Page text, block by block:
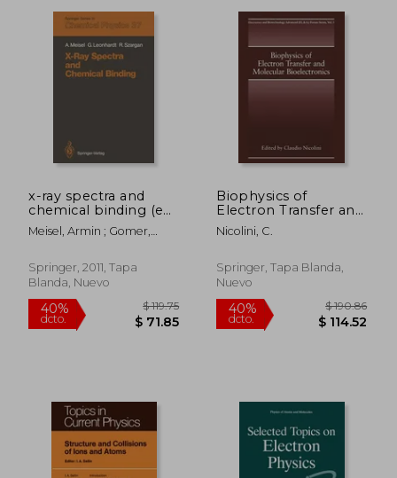
x-ray spectra and
chemical binding (en
Inglés)
Meisel, Armin ; Gomer,
Springer, 2011, Tapa
Blanda, Nuevo
Biophysics of
Electron Transfer and
Molecular
Bioelectronics (en
Nicolini, C.
Springer, Tapa Blanda,
Nuevo